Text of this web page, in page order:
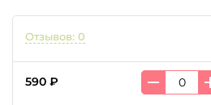
Отзывов: 0
590 ₽